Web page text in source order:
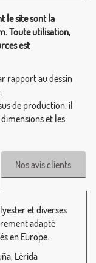
le site sont la
Toute utilisation,
est
rapport au dessin
de production, il
et les
Nos avis clients
et diverses
adapté
en Europe.
Lérida